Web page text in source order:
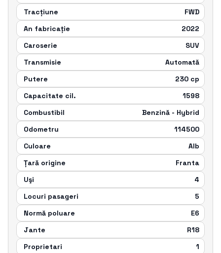
Tracțiune
FWD
An fabricație
2022
Caroserie
SUV
Transmisie
Automatǎ
Putere
230 cp
Capacitate cil.
1598
Combustibil
Benzinǎ - Hybrid
Odometru
114500
Culoare
Alb
Țară origine
Franta
Uşi
4
Locuri pasageri
5
Normă poluare
E6
Jante
R18
Proprietari
1